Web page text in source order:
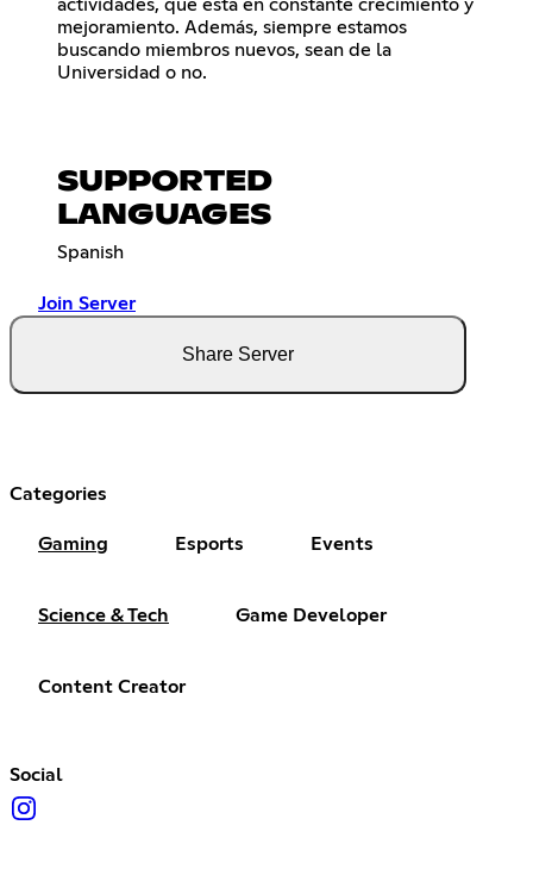
actividades, que está en constante crecimiento y
mejoramiento. Además, siempre estamos
buscando miembros nuevos, sean de la
Universidad o no.
SUPPORTED
LANGUAGES
Spanish
Join Server
Share Server
Categories
Gaming Esports Events
Science & Tech Game Developer
Content Creator
Social